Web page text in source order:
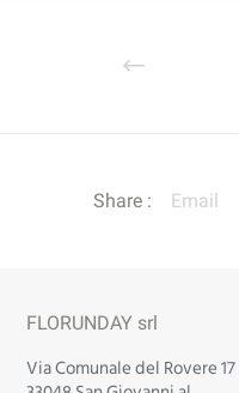
Share : Email
FLORUNDAY srl
Via Comunale del Rovere 17